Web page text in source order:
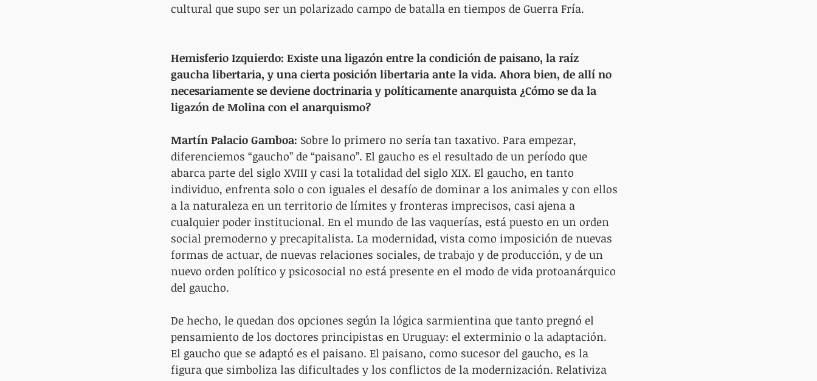
cultural que supo ser un polarizado campo de batalla en tiempos de Guerra Fría.
Hemisferio Izquierdo: Existe una ligazón entre la condición de paisano, la raíz
gaucha libertaria, y una cierta posición libertaria ante la vida. Ahora bien, de allí no
necesariamente se deviene doctrinaria y políticamente anarquista ¿Cómo se da la
ligazón de Molina con el anarquismo?
Martín Palacio Gamboa: Sobre lo primero no sería tan taxativo. Para empezar,
diferenciemos “gaucho” de “paisano”. El gaucho es el resultado de un período que
abarca parte del siglo XVIII y casi la totalidad del siglo XIX. El gaucho, en tanto
individuo, enfrenta solo o con iguales el desafío de dominar a los animales y con ellos
a la naturaleza en un territorio de límites y fronteras imprecisos, casi ajena a
cualquier poder institucional. En el mundo de las vaquerías, está puesto en un orden
social premoderno y precapitalista. La modernidad, vista como imposición de nuevas
formas de actuar, de nuevas relaciones sociales, de trabajo y de producción, y de un
nuevo orden político y psicosocial no está presente en el modo de vida protoanárquico
del gaucho.
De hecho, le quedan dos opciones según la lógica sarmientina que tanto pregnó el
pensamiento de los doctores principistas en Uruguay: el exterminio o la adaptación.
El gaucho que se adaptó es el paisano. El paisano, como sucesor del gaucho, es la
figura que simboliza las dificultades y los conflictos de la modernización. Relativiza